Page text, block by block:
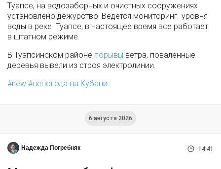
Туапсе, на водозаборных и очистных сооружениях
установлено дежурство. Ведется мониторинг уровня
воды в реке Туапсе, в настоящее время все работает
в штатном режиме.
В Туапсинском районе порывы ветра, поваленные
деревья вывели из строя электролинии.
new
непогода на Кубани
6 августа 2026
Надежда Погребняк 14:41